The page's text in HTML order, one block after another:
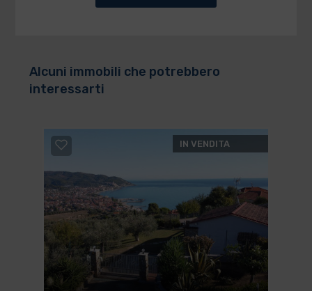
Alcuni immobili che potrebbero
interessarti
IN VENDITA